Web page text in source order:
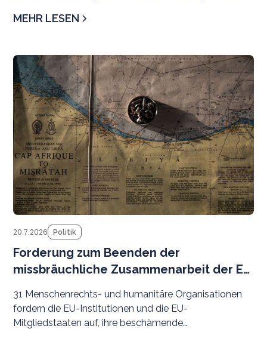
MEHR LESEN
20.7.2026 Politik
Forderung zum Beenden der
missbräuchliche Zusammenarbeit der EU
31 Menschenrechts- und humanitäre Organisationen
fordern die EU-Institutionen und die EU-
Mitgliedstaaten auf, ihre beschämende